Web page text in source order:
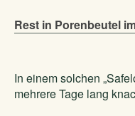
Rest in Porenbeutel
In einem solchen
mehrere Tage lang